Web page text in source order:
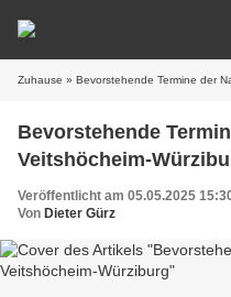
Zuhause » Bevorstehende Termine der
Bevorstehende
Veitshöcheim-
Veröffentlicht am 05.05.2025
Von Dieter Gürz